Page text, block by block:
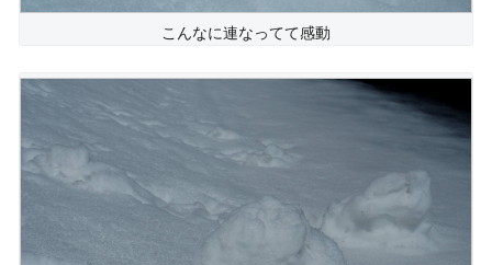
こんなに連なってて感動